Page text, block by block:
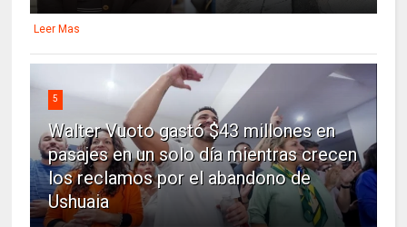
Leer Mas
5
Walter Vuoto gastó $43 millones en
pasajes en un solo día mientras crecen
los reclamos por el abandono de
Ushuaia